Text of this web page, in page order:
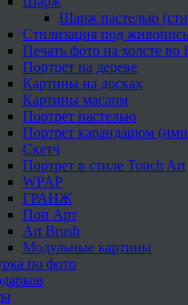
Шарж пастелью
Стилизация под живопись
Печать фото на холсте во
Портрет на дереве
Картины на досках
Картины маслом
Портрет пастелью
Портрет карандашом
Скетч
Портрет в стиле Touch Art
WPAP
ГРАНЖ
Поп Арт
Art Brush
Модульные картины
по фото